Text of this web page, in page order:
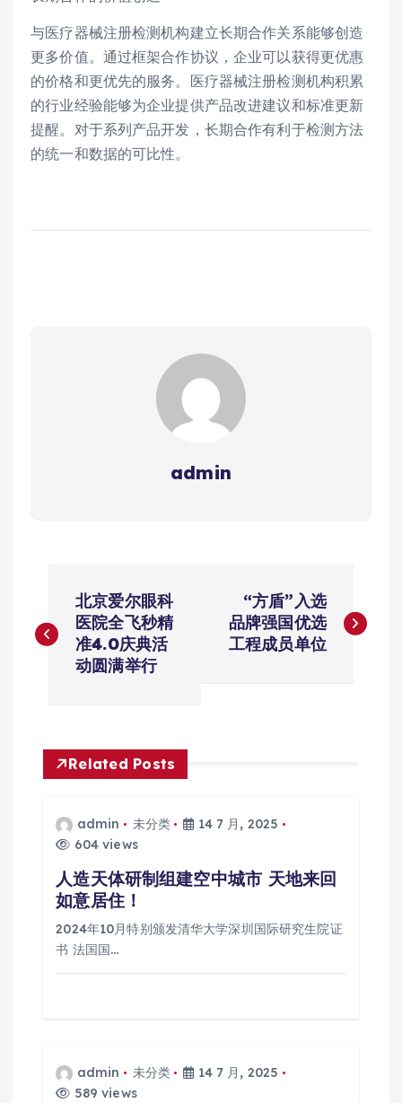
与医疗器械注册检测机构建立长期合作关系能够创造
更多价值。通过框架合作协议，企业可以获得更优惠
的价格和更优先的服务。医疗器械注册检测机构积累
的行业经验能够为企业提供产品改进建议和标准更新
提醒。对于系列产品开发，长期合作有利于检测方法
的统一和数据的可比性。
admin
章
北京爱尔眼科
医院全飞秒精
准4.0庆典活
动圆满举行
“方盾”入选
品牌强国优选
工程成员单位
Related Posts
admin 未分类
14 7 月, 2025
604 views
人造天体研制组建空中城市 天地来回
如意居住！
2024年10月特别颁发清华大学深圳国际研究生院证
书 法国国…
admin 未分类
14 7 月, 2025
589 views